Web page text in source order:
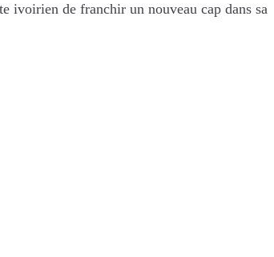
ivoirien de franchir un nouveau cap dans sa